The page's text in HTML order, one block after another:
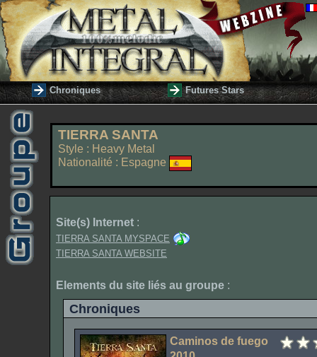
Chroniques Futures Stars
TIERRA SANTA
Style : Heavy Metal
Nationalité : Espagne
Site(s) Internet :
TIERRA SANTA MYSPACE
TIERRA SANTA WEBSITE
Elements du site liés au groupe :
Chroniques
Caminos de fuego